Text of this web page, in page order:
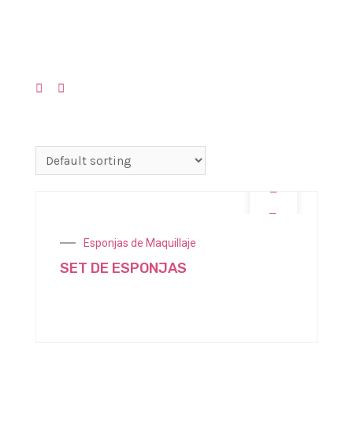
OFERTA
Esponjas de Maquillaje
SET DE ESPONJAS